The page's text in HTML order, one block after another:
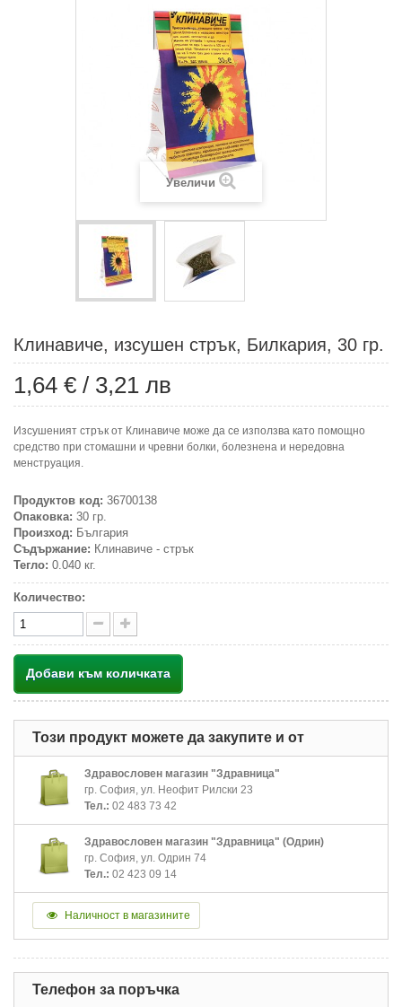
Увеличи
Клинавиче, изсушен стрък, Билкария, 30 гр.
1,64 € / 3,21 лв
Изсушеният стрък от Клинавиче може да се използва като помощно
средство при стомашни и чревни болки, болезнена и нередовна
менструация.
Продуктов код: 36700138
Опаковка: 30 гр.
Произход: България
Съдържание: Клинавиче - стрък
Тегло: 0.040 кг.
Количество:
Добави към количката
Този продукт можете да закупите и от
Здравословен магазин "Здравница"
гр. София, ул. Неофит Рилски 23
Тел.: 02 483 73 42
Здравословен магазин "Здравница" (Одрин)
гр. София, ул. Одрин 74
Тел.: 02 423 09 14
Наличност в магазините
Телефон за поръчка